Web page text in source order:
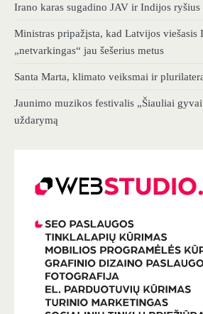
Irano karas sugadino JAV ir Indijos
Ministras pripažįsta, kad Latvijos viešasis
„netvarkingas“ jau šešerius metus
Santa Marta, klimato veiksmai ir
Jaunimo muzikos festivalis „Šiauliai
uždarymą